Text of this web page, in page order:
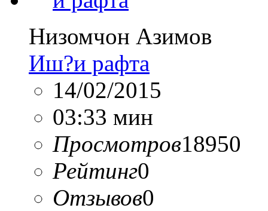
Низомчон Азимов
Иш?и рафта
14/02/2015
03:33 мин
Просмотров18950
Рейтинг0
Отзывов0